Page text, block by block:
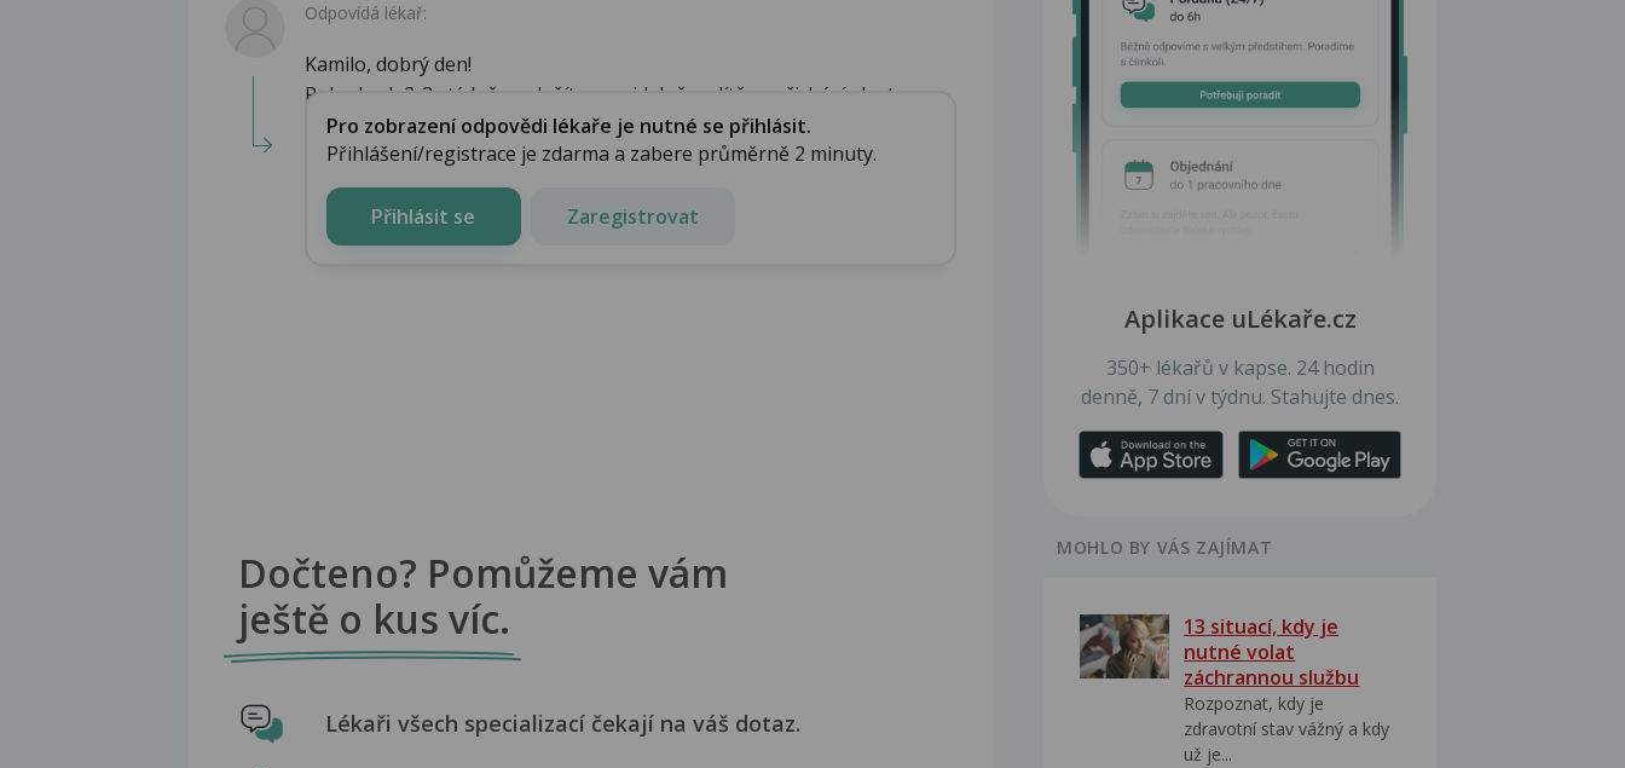
Odpovídá lékař:
Kamilo, dobrý den!
Pokud rok 2-3x týdně souložíte pravidelně, a dítě nepřichází, dostav...
Pro zobrazení odpovědi lékaře je nutné se přihlásit.
Přihlášení/registrace je zdarma a zabere průměrně 2 minuty.
Přihlásit se Zaregistrovat
Dočteno? Pomůžeme vám
ještě o kus víc.
Lékaři všech specializací čekají na váš dotaz.
Aplikace uLékaře.cz
350+ lékařů v kapse. 24 hodin
denně, 7 dní v týdnu. Stahujte dnes.
MOHLO BY VÁS ZAJÍMAT
13 situací, kdy je
nutné volat
záchrannou službu
Rozpoznat, kdy je
zdravotní stav vážný a kdy
už je...